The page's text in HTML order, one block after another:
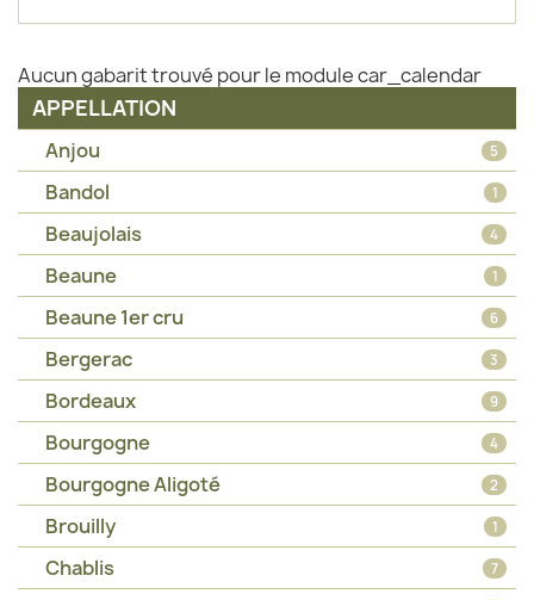
Aucun gabarit trouvé pour le module car_calendar
APPELLATION
Anjou 5
Bandol 1
Beaujolais 4
Beaune 1
Beaune 1er cru 6
Bergerac 3
Bordeaux 9
Bourgogne 4
Bourgogne Aligoté 2
Brouilly 1
Chablis 7